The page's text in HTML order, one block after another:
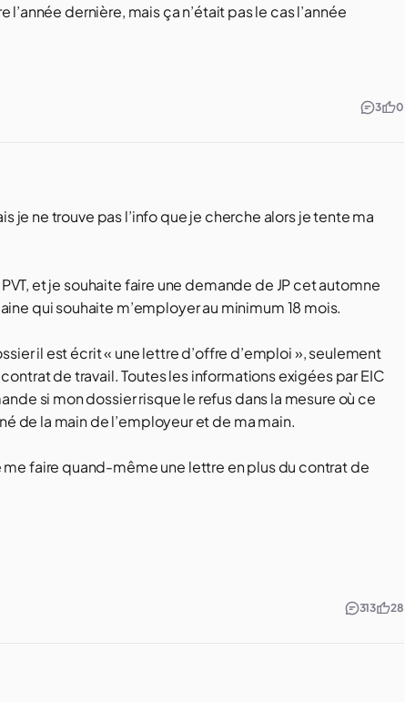
l’année dernière, mais ça n’était pas le cas l’année
3 0
je ne trouve pas l’info que je cherche alors je tente ma
et je souhaite faire une demande de JP cet automne
qui souhaite m’employer au minimum 18 mois.
il est écrit « une lettre d’offre d’emploi », seulement
de travail. Toutes les informations exigées par EIC
si mon dossier risque le refus dans la mesure où ce
de la main de l’employeur et de ma main.
faire quand-même une lettre en plus du contrat de
313 28